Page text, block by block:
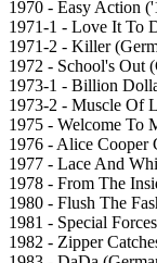
1970 - Easy Action
1971-1 - Love It To
1971-2 - Killer
1972 - School's Out
1973-1 - Billion
1973-2 - Muscle Of
1975 - Welcome To
1976 - Alice Cooper
1977 - Lace And
1978 - From The
1980 - Flush The
1981 - Special
1982 - Zipper